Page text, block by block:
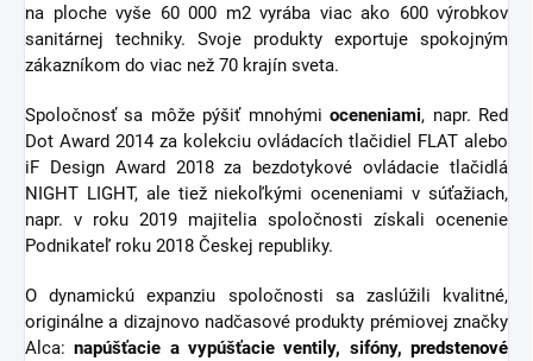
na ploche vyše 60 000 m2 vyrába viac ako 600 výrobkov
sanitárnej techniky. Svoje produkty exportuje spokojným
zákazníkom do viac než 70 krajín sveta.
Spoločnosť sa môže pýšiť mnohýmioceneniami, napr. Red
Dot Award 2014 za kolekciu ovládacích tlačidiel FLAT alebo
iF Design Award 2018 za bezdotykové ovládacie tlačidlá
NIGHT LIGHT, ale tiež niekoľkými oceneniami v súťažiach,
napr. v roku 2019 majitelia spoločnosti získali ocenenie
Podnikateľ roku 2018 Českej republiky.
O dynamickú expanziu spoločnosti sa zaslúžili kvalitné,
originálne a dizajnovo nadčasové produkty prémiovej značky
Alca:napúšťacie a vypúšťacie ventily, sifóny,predstenové